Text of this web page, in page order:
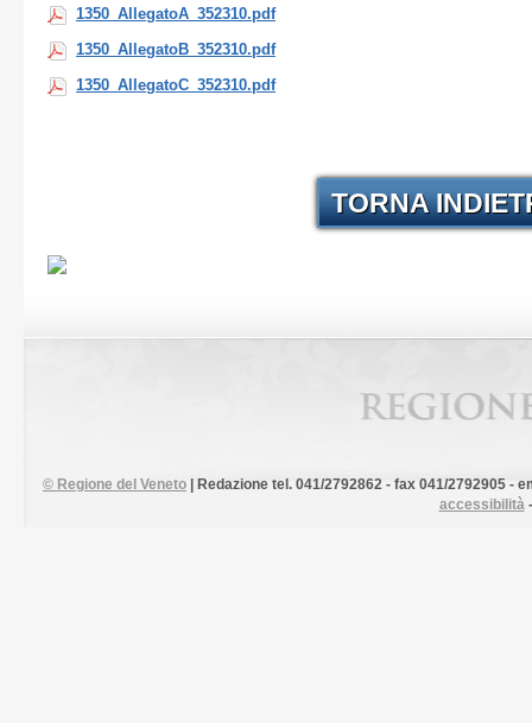
1350_AllegatoA_352310.pdf
1350_AllegatoB_352310.pdf
1350_AllegatoC_352310.pdf
TORNA
© Regione del Veneto
| Redazione tel. 041/2792862 - fax 041/2792905 -
accessibilità